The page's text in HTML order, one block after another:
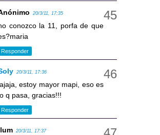
20/3/11, 17:35
conozco la 11, porfa de que
Responder
20/3/11, 17:36
estoy mayor mapi, eso es
q pasa, gracias!!!
Responder
20/3/11, 17:37